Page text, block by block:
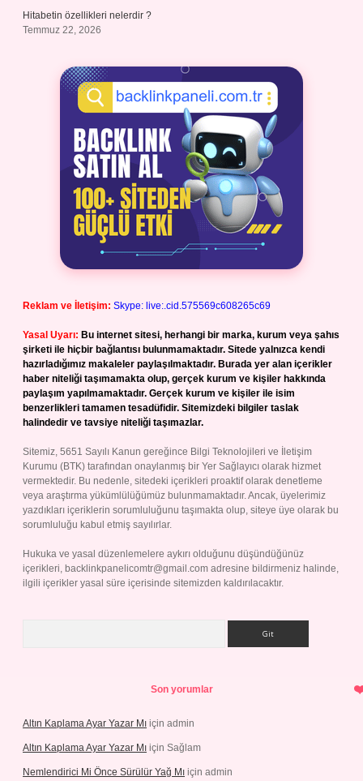
Hitabetin özellikleri nelerdir ?
Temmuz 22, 2026
Reklam ve İletişim: Skype: live:.cid.575569c608265c69
Yasal Uyarı: Bu internet sitesi, herhangi bir marka, kurum veya şahıs
şirketi ile hiçbir bağlantısı bulunmamaktadır. Sitede yalnızca kendi
hazırladığımız makaleler paylaşılmaktadır. Burada yer alan içerikler
haber niteliği taşımamakta olup, gerçek kurum ve kişiler hakkında
paylaşım yapılmamaktadır. Gerçek kurum ve kişiler ile isim
benzerlikleri tamamen tesadüfidir. Sitemizdeki bilgiler taslak
halindedir ve tavsiye niteliği taşımazlar.
Sitemiz, 5651 Sayılı Kanun gereğince Bilgi Teknolojileri ve İletişim
Kurumu (BTK) tarafından onaylanmış bir Yer Sağlayıcı olarak hizmet
vermektedir. Bu nedenle, sitedeki içerikleri proaktif olarak denetleme
veya araştırma yükümlülüğümüz bulunmamaktadır. Ancak, üyelerimiz
yazdıkları içeriklerin sorumluluğunu taşımakta olup, siteye üye olarak bu
sorumluluğu kabul etmiş sayılırlar.
Hukuka ve yasal düzenlemelere aykırı olduğunu düşündüğünüz
içerikleri, backlinkpanelicomtr@gmail.com adresine bildirmeniz halinde,
ilgili içerikler yasal süre içerisinde sitemizden kaldırılacaktır.
Son yorumlar
Altın Kaplama Ayar Yazar Mı için admin
Altın Kaplama Ayar Yazar Mı için Sağlam
Nemlendirici Mi Önce Sürülür Yağ Mı için admin